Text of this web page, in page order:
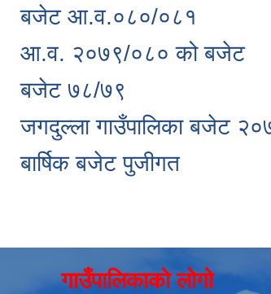
बजेट आ.व.०८०/०८१
आ.व. २०७९/०८० को बजेट
बजेट ७८/७९
जगदुल्ला गाउँपालिका बजेट
बार्षिक बजेट पुजीगत
गाउँपालिकाको लोगो